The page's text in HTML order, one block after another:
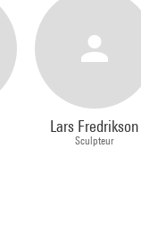
Lars Fredrikson
Sculpteur